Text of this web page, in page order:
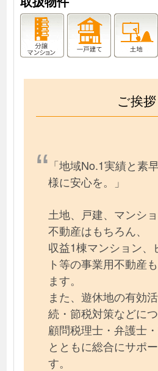
ご挨拶
「地域No.1実績と素
様に安心を。」
土地、戸建、マンシ
不動産はもちろん、
収益1棟マンション、
ト等の事業用不動産
ます。
また、遊休地の有効
続・節税対策などに
顧問税理士・弁護士
とともに総合にサポ
す。